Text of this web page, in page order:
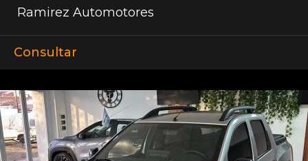
Ramirez Automotores
Consultar